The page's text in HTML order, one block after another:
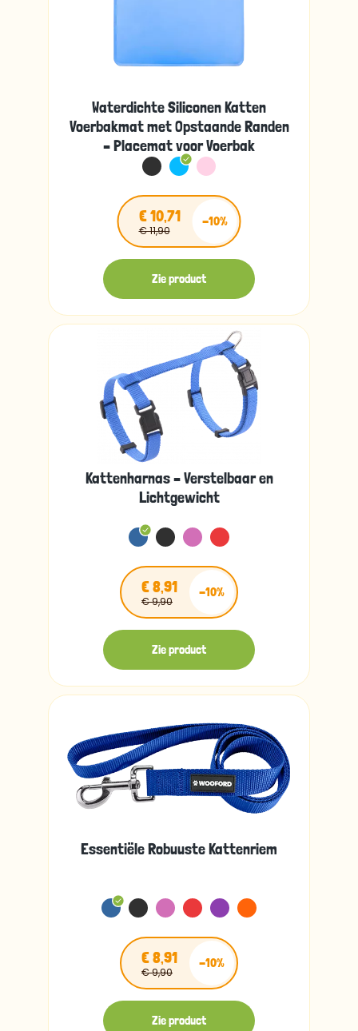
Waterdichte Siliconen Katten
Voerbakmat met Opstaande Randen
– Placemat voor Voerbak
€ 10,71
€ 11,90
-10%
Zie product
Kattenharnas – Verstelbaar en
Lichtgewicht
€ 8,91
€ 9,90
-10%
Zie product
Essentiële Robuuste Kattenriem
€ 8,91
€ 9,90
-10%
Zie product